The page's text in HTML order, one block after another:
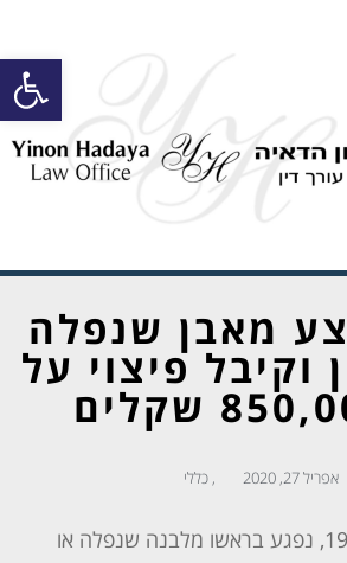
פתח
מאבן שנפלה
וקיבל פיצוי על
אפריל 27, 2020 , כללי
התובע, יליד שנת 1992, נפגע בראשו מלבנה שנפלה או